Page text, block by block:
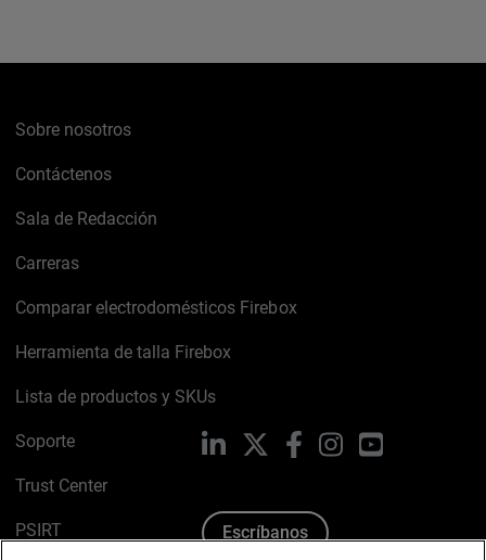
Sobre nosotros
Contáctenos
Sala de Redacción
Carreras
Comparar electrodomésticos Firebox
Herramienta de talla Firebox
Lista de productos y SKUs
Soporte
Trust Center
PSIRT
LinkedIn FacebookInstagramYouTube
Escríbanos